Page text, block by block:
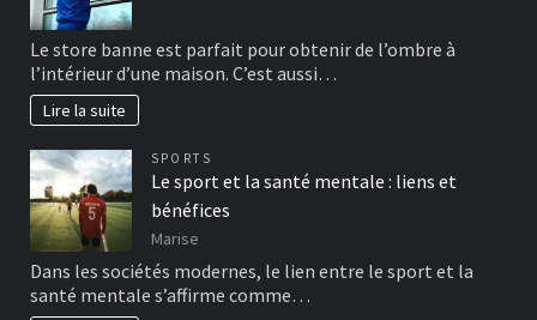
Le store banne est parfait pour obtenir de l’ombre à
l’intérieur d’une maison. C’est aussi…
Lire la suite
SPORTS
Le sport et la santé mentale : liens et
bénéfices
Marise
Dans les sociétés modernes, le lien entre le sport et la
santé mentale s’affirme comme…